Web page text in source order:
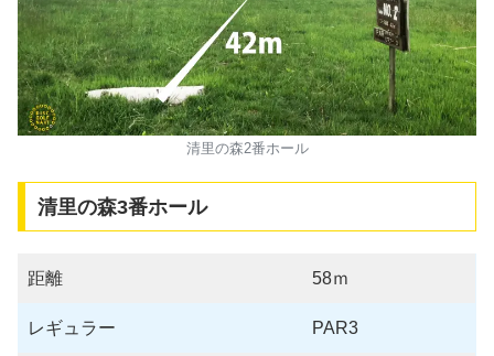
清里の森2番ホール
清里の森3番ホール
距離 58ｍ
レギュラー PAR3